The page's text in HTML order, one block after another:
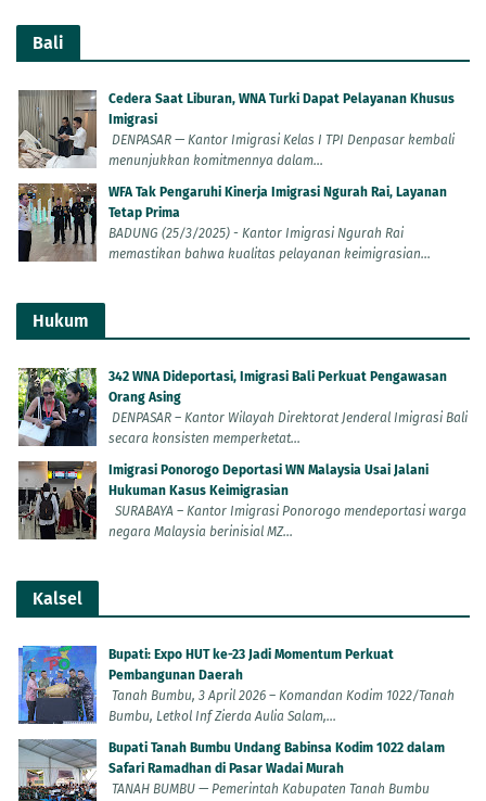
Bali
Cedera Saat Liburan, WNA Turki Dapat Pelayanan Khusus
Imigrasi
DENPASAR — Kantor Imigrasi Kelas I TPI Denpasar kembali
menunjukkan komitmennya dalam...
WFA Tak Pengaruhi Kinerja Imigrasi Ngurah Rai, Layanan
Tetap Prima
BADUNG (25/3/2025) - Kantor Imigrasi Ngurah Rai
memastikan bahwa kualitas pelayanan keimigrasian...
Hukum
342 WNA Dideportasi, Imigrasi Bali Perkuat Pengawasan
Orang Asing
DENPASAR – Kantor Wilayah Direktorat Jenderal Imigrasi Bali
secara konsisten memperketat...
Imigrasi Ponorogo Deportasi WN Malaysia Usai Jalani
Hukuman Kasus Keimigrasian
SURABAYA – Kantor Imigrasi Ponorogo mendeportasi warga
negara Malaysia berinisial MZ...
Kalsel
Bupati: Expo HUT ke-23 Jadi Momentum Perkuat
Pembangunan Daerah
Tanah Bumbu, 3 April 2026 – Komandan Kodim 1022/Tanah
Bumbu, Letkol Inf Zierda Aulia Salam,...
Bupati Tanah Bumbu Undang Babinsa Kodim 1022 dalam
Safari Ramadhan di Pasar Wadai Murah
TANAH BUMBU — Pemerintah Kabupaten Tanah Bumbu